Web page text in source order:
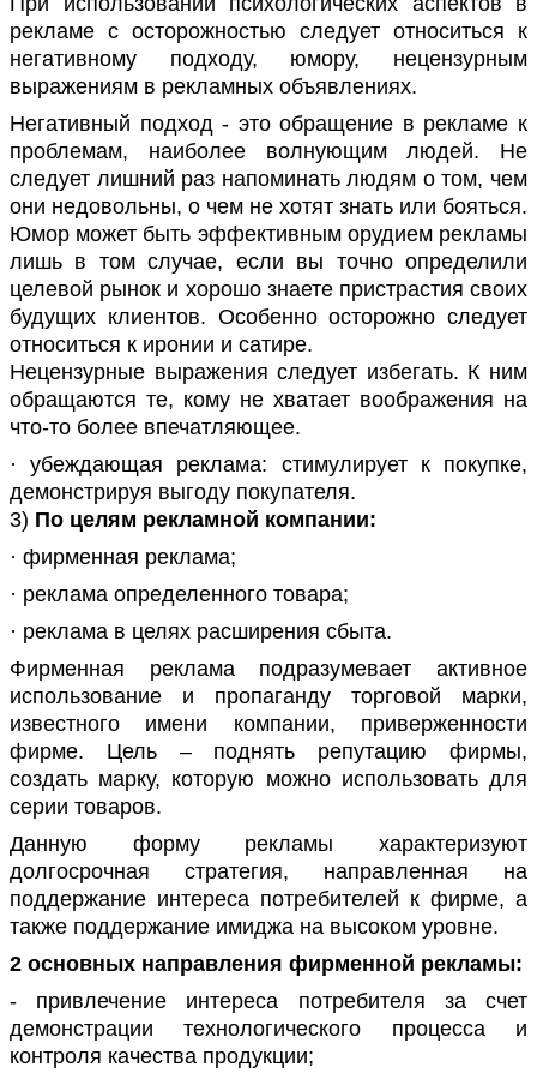
рекламе с осторожностью следует относиться к
негативному подходу, юмору, нецензурным
выражениям в рекламных объявлениях.
Негативный подход - это обращение в рекламе к
проблемам, наиболее волнующим людей. Не
следует лишний раз напоминать людям о том, чем
они недовольны, о чем не хотят знать или бояться.
Юмор может быть эффективным орудием рекламы
лишь в том случае, если вы точно определили
целевой рынок и хорошо знаете пристрастия своих
будущих клиентов. Особенно осторожно следует
относиться к иронии и сатире.
Нецензурные выражения следует избегать. К ним
обращаются те, кому не хватает воображения на
что-то более впечатляющее.
· убеждающая реклама: стимулирует к покупке,
демонстрируя выгоду покупателя.
3) По целям рекламной компании:
· фирменная реклама;
· реклама определенного товара;
· реклама в целях расширения сбыта.
Фирменная реклама подразумевает активное
использование и пропаганду торговой марки,
известного имени компании, приверженности
фирме. Цель – поднять репутацию фирмы,
создать марку, которую можно использовать для
серии товаров.
Данную форму рекламы характеризуют
долгосрочная стратегия, направленная на
поддержание интереса потребителей к фирме, а
также поддержание имиджа на высоком уровне.
2 основных направления фирменной рекламы:
- привлечение интереса потребителя за счет
демонстрации технологического процесса и
контроля качества продукции;